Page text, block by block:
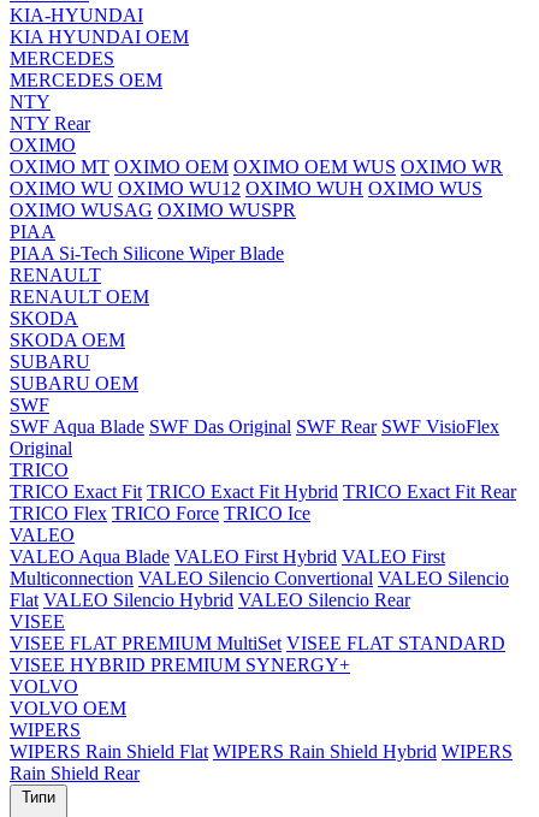
KIA-HYUNDAI
KIA HYUNDAI OEM
MERCEDES
MERCEDES OEM
NTY
NTY Rear
OXIMO
OXIMO MT OXIMO OEM OXIMO OEM WUS OXIMO WR
OXIMO WU OXIMO WU12 OXIMO WUH OXIMO WUS
OXIMO WUSAG OXIMO WUSPR
PIAA
PIAA Si-Tech Silicone Wiper Blade
RENAULT
RENAULT OEM
SKODA
SKODA OEM
SUBARU
SUBARU OEM
SWF
SWF Aqua Blade SWF Das Original SWF Rear SWF VisioFlex
Original
TRICO
TRICO Exact Fit TRICO Exact Fit Hybrid TRICO Exact Fit Rear
TRICO Flex TRICO Force TRICO Ice
VALEO
VALEO Aqua Blade VALEO First Hybrid VALEO First
Multiconnection VALEO Silencio Convertional VALEO Silencio
Flat VALEO Silencio Hybrid VALEO Silencio Rear
VISEE
VISEE FLAT PREMIUM MultiSet VISEE FLAT STANDARD
VISEE HYBRID PREMIUM SYNERGY+
VOLVO
VOLVO OEM
WIPERS
WIPERS Rain Shield Flat WIPERS Rain Shield Hybrid WIPERS
Rain Shield Rear
Типи